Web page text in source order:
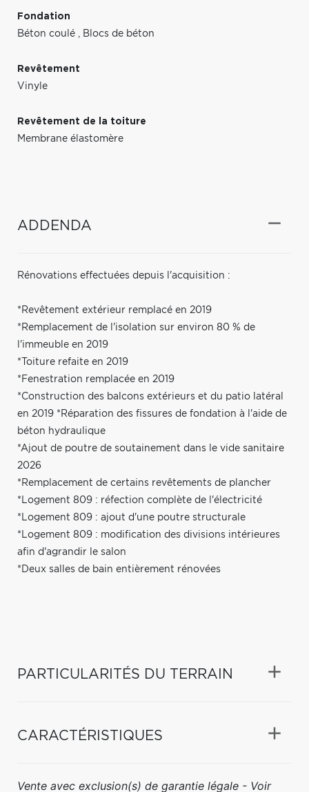
Fondation
Béton coulé , Blocs de béton
Revêtement
Vinyle
Revêtement de la toiture
Membrane élastomère
ADDENDA
Rénovations effectuées depuis l'acquisition :
*Revêtement extérieur remplacé en 2019
*Remplacement de l'isolation sur environ 80 % de
l'immeuble en 2019
*Toiture refaite en 2019
*Fenestration remplacée en 2019
*Construction des balcons extérieurs et du patio latéral
en 2019 *Réparation des fissures de fondation à l'aide de
béton hydraulique
*Ajout de poutre de soutainement dans le vide sanitaire
2026
*Remplacement de certains revêtements de plancher
*Logement 809 : réfection complète de l'électricité
*Logement 809 : ajout d'une poutre structurale
*Logement 809 : modification des divisions intérieures
afin d'agrandir le salon
*Deux salles de bain entièrement rénovées
PARTICULARITÉS DU TERRAIN
CARACTÉRISTIQUES
Vente avec exclusion(s) de garantie légale - Voir